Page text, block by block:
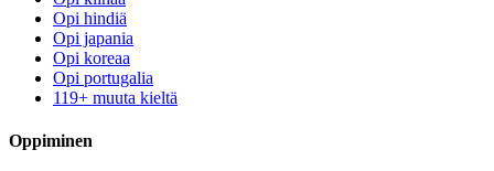
Opi hindiä
Opi japania
Opi koreaa
Opi portugalia
119+ muuta kieltä
Oppiminen